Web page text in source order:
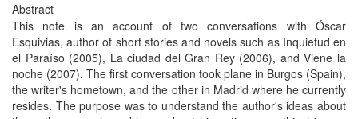
Abstract
This note is an account of two conversations with Óscar
Esquivias, author of short stories and novels such as Inquietud en
el Paraíso (2005), La ciudad del Gran Rey (2006), and Viene la
noche (2007). The first conversation took plane in Burgos (Spain),
the writer's hometown, and the other in Madrid where he currently
resides. The purpose was to understand the author's ideas about